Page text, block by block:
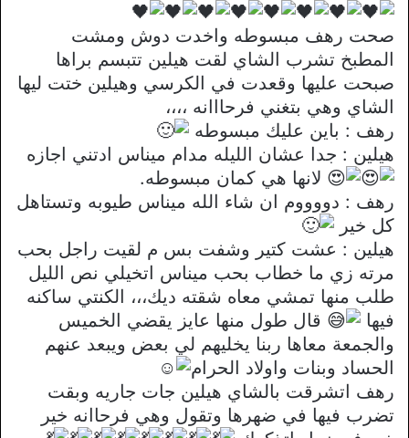
صحت رهف مبسوطه واخدت دوش ومشت
المطبخ تشرب الشاي لقت هيلين تتبسم براها
صبحت عليها وقعدت في الكرسي وهيلين ختت ليها
الشاي وهي بتغني فرحااانه ،،،،
رهف : باين عليك مبسوطه
هيلين : جدا عشان الليله مدام ميناس ادتني اجازه
لانها هي كمان مبسوطه.
رهف : دووووم ان شاء الله ميناس طيوبه وتستاهل
كل خير
هيلين : عشت كتير وشفت بس م لقيت راجل بحب
مرته زي ما خطاب بحب ميناس اتخيلي نص الليل
طلب منها تمشي معاه شقته ديك،،، الكنتي ساكنه
فيها
قال طول منها عايز يقضي الخميس
والجمعة معاها ربنا يخليهم لي بعض ويبعد عنهم
الحساد وبنات واولاد الحرام
رهف اتشرقت بالشاي هيلين جات جاريه وبقت
تضرب فيها في ضهرها وتقول وهي فرحاانه خير